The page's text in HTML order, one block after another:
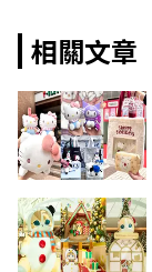
相關文章